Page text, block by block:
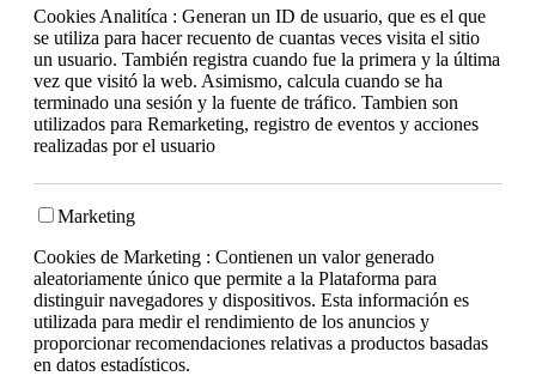
Cookies Analitíca : Generan un ID de usuario, que es el que
se utiliza para hacer recuento de cuantas veces visita el sitio
un usuario. También registra cuando fue la primera y la última
vez que visitó la web. Asimismo, calcula cuando se ha
terminado una sesión y la fuente de tráfico. Tambien son
utilizados para Remarketing, registro de eventos y acciones
realizadas por el usuario
Marketing
Cookies de Marketing : Contienen un valor generado
aleatoriamente único que permite a la Plataforma para
distinguir navegadores y dispositivos. Esta información es
utilizada para medir el rendimiento de los anuncios y
proporcionar recomendaciones relativas a productos basadas
en datos estadísticos.